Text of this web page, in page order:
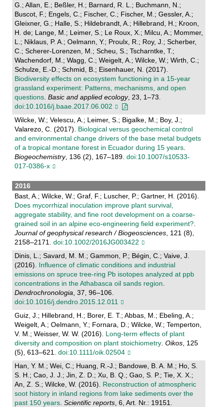
G.; Allan, E.; Beßler, H.; Barnard, R. L.; Buchmann, N.;
Buscot, F.; Engels, C.; Fischer, C.; Fischer, M.; Gessler, A.;
Gleixner, G.; Halle, S.; Hildebrandt, A.; Hillebrand, H.; Kroon,
H. de; Lange, M.; Leimer, S.; Le Roux, X.; Milcu, A.; Mommer,
L.; Niklaus, P. A.; Oelmann, Y.; Proulx, R.; Roy, J.; Scherber,
C.; Scherer-Lorenzen, M.; Scheu, S.; Tscharntke, T.;
Wachendorf, M.; Wagg, C.; Weigelt, A.; Wilcke, W.; Wirth, C.;
Schulze, E.-D.; Schmid, B.; Eisenhauer, N. (2017).
Biodiversity effects on ecosystem functioning in a 15-year
grassland experiment: Patterns, mechanisms, and open
questions. Basic and applied ecology, 23, 1–73.
doi:10.1016/j.baae.2017.06.002
Wilcke, W.; Velescu, A.; Leimer, S.; Bigalke, M.; Boy, J.;
Valarezo, C. (2017). Biological versus geochemical control
and environmental change drivers of the base metal budgets
of a tropical montane forest in Ecuador during 15 years.
Biogeochemistry, 136 (2), 167–189. doi:10.1007/s10533-
017-0386-x
2016
Bast, A.; Wilcke, W.; Graf, F.; Luscher, P.; Gartner, H. (2016).
Does mycorrhizal inoculation improve plant survival,
aggregate stability, and fine root development on a coarse-
grained soil in an alpine eco-engineering field experiment?.
Journal of geophysical research / Biogeosciences, 121 (8),
2158–2171. doi:10.1002/2016JG003422
Dinis, L.; Savard, M. M.; Gammon, P.; Bégin, C.; Vaive, J.
(2016). Influence of climatic conditions and industrial
emissions on spruce tree-ring Pb isotopes analyzed at ppb
concentrations in the Athabasca oil sands region
Dendrochronologia , 37, 96–106.
doi:10.1016/j.dendro.2015.12.011
Guiz, J.; Hillebrand, H.; Borer, E. T.; Abbas, M.; Ebeling, A.;
Weigelt, A.; Oelmann, Y.; Fornara, D.; Wilcke, W.; Temperton,
V. M.; Weisser, W. W. (2016). Long-term effects of plant
diversity and composition on plant stoichiometry. Oikos, 125
(5), 613–621. doi:10.1111/oik.02504
Han, Y. M.; Wei, C.; Huang, R.-J.; Bandowe, B. A. M.; Ho, S.
S. H.; Cao, J. J.; Jin, Z. D.; Xu, B. Q.; Gao, S. P.; Tie, X. X.;
An, Z. S.; Wilcke, W. (2016). Reconstruction of atmospheric
soot history in inland regions from lake sediments over the
past 150 years. Scientific reports, 6, Art. Nr.: 19151.